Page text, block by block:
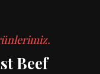
Beef